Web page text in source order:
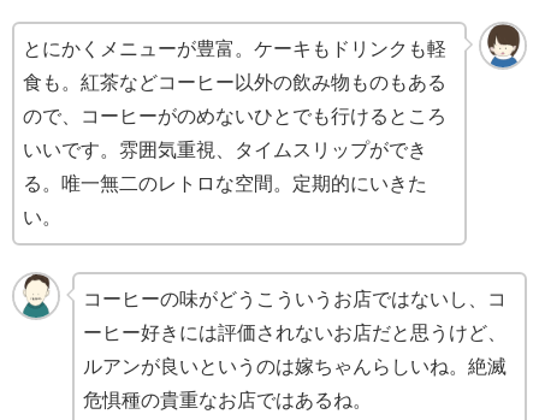
とにかくメニューが豊富。ケーキもドリンクも軽
食も。紅茶などコーヒー以外の飲み物ものもある
ので、コーヒーがのめないひとでも行けるところ
いいです。雰囲気重視、タイムスリップができ
る。唯一無二のレトロな空間。定期的にいきた
い。
コーヒーの味がどうこういうお店ではないし、コ
ーヒー好きには評価されないお店だと思うけど、
ルアンが良いというのは嫁ちゃんらしいね。絶滅
危惧種の貴重なお店ではあるね。